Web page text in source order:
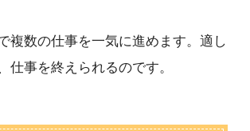
複数の仕事を一気に進めます。適し
事を終えられるのです。